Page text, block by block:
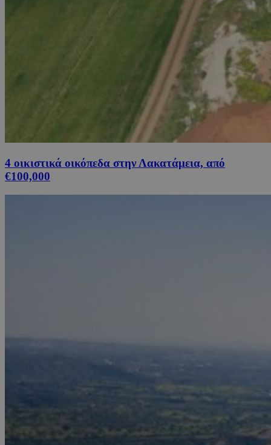
4 οικιστικά οικόπεδα στην Λακατάμεια, από
€100,000